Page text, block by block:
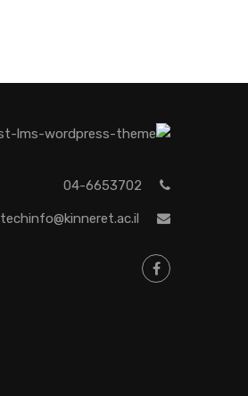
04-6653702
techinfo@kinneret.ac.il